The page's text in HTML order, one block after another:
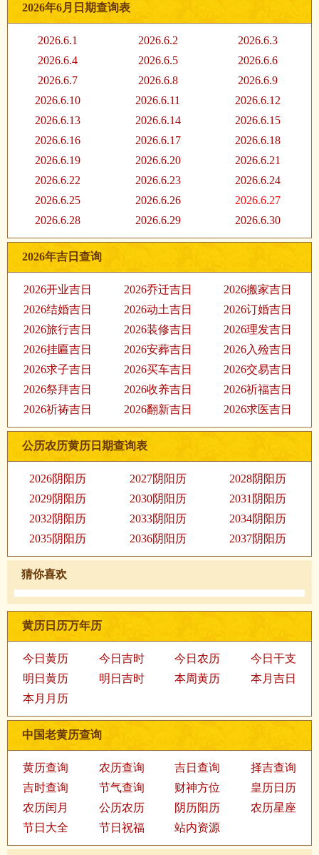
2026年6月日期查询表
2026.6.1 2026.6.2
2026.6.3
2026.6.4
2026.6.5
2026.6.6
2026.6.7
2026.6.8
2026.6.9
2026.6.10
2026.6.11
2026.6.12
2026.6.13
2026.6.14
2026.6.15
2026.6.16
2026.6.17
2026.6.18
2026.6.19
2026.6.20
2026.6.21
2026.6.22
2026.6.23
2026.6.24
2026.6.25
2026.6.26
2026.6.27
2026.6.28
2026.6.29 2026.6.30
2026年吉日查询
2026开业吉日 2026乔迁吉日
2026搬家吉日
2026结婚吉日
2026动土吉日
2026订婚吉日
2026旅行吉日
2026装修吉日
2026理发吉日
2026挂匾吉日
2026安葬吉日
2026入殓吉日
2026求子吉日
2026买车吉日
2026交易吉日
2026祭拜吉日
2026收养吉日
2026祈福吉日
2026祈祷吉日
2026翻新吉日 2026求医吉日
公历农历黄历日期查询表
2026阴阳历 2027阴阳历
2028阴阳历
2029阴阳历
2030阴阳历
2031阴阳历
2032阴阳历
2033阴阳历
2034阴阳历
2035阴阳历
2036阴阳历 2037阴阳历
猜你喜欢
黄历日历万年历
今日黄历 今日吉时 今日农历
今日干支
明日黄历
明日吉时 本周黄历
本月吉日
本月月历
中国老黄历查询
黄历查询 农历查询 吉日查询
择吉查询
吉时查询
节气查询 财神方位
皇历日历
农历闰月
公历农历 阴历阳历
农历星座
节日大全
节日祝福 站内资源